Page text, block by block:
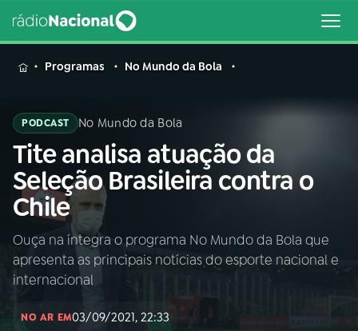
MENU
Buscar
na
Rádio
Nacional
Buscar
AO VIVO
Programas No Mundo da Bola
PODCAST No Mundo da Bola
Tite analisa atuação da
Seleção Brasileira contra o
Chile
Ouça na íntegra o programa No Mundo da Bola que
apresenta as principais notícias do esporte nacional e
internacional
NO AR EM03/09/2021, 22:33